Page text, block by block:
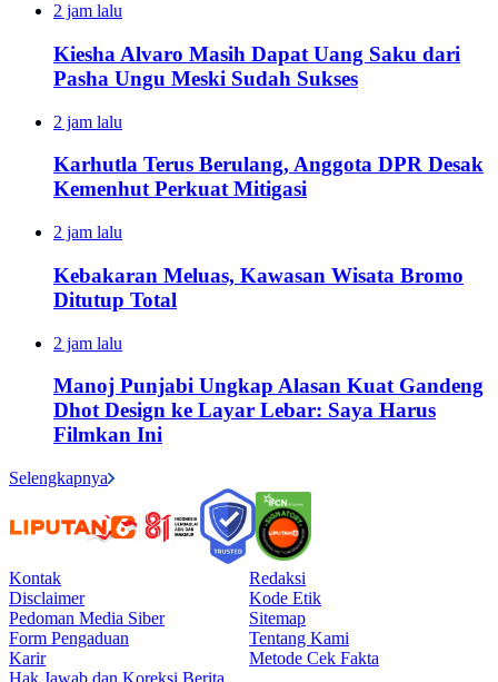
2 jam lalu
Kiesha Alvaro Masih Dapat Uang Saku dari
Pasha Ungu Meski Sudah Sukses
2 jam lalu
Karhutla Terus Berulang, Anggota DPR Desak
Kemenhut Perkuat Mitigasi
2 jam lalu
Kebakaran Meluas, Kawasan Wisata Bromo
Ditutup Total
2 jam lalu
Manoj Punjabi Ungkap Alasan Kuat Gandeng
Dhot Design ke Layar Lebar: Saya Harus
Filmkan Ini
Selengkapnya
Kontak
Redaksi
Disclaimer
Kode Etik
Pedoman Media Siber
Sitemap
Form Pengaduan
Tentang Kami
Karir
Metode Cek Fakta
Hak Jawab dan Koreksi Berita